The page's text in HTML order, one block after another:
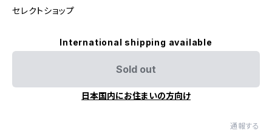
セレクトショップ
International shipping available
Sold out
日本国内にお住まいの方向け
通報する